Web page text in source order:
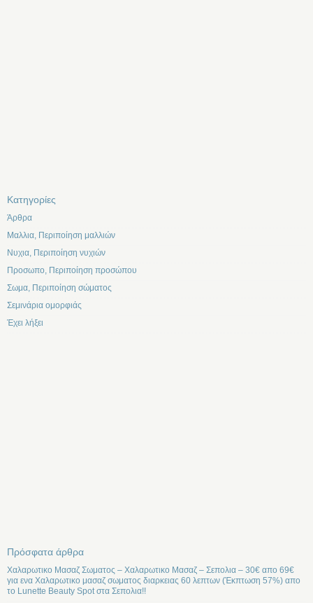
Kατηγορίες
Άρθρα
Μαλλια, Περιποίηση μαλλιών
Νυχια, Περιποίηση νυχιών
Προσωπο, Περιποίηση προσώπου
Σωμα, Περιποίηση σώματος
Σεμινάρια ομορφιάς
Έχει λήξει
Πρόσφατα άρθρα
Χαλαρωτικο Μασαζ Σωματος – Χαλαρωτικο Μασαζ – Σεπολια – 30€ απο 69€
για ενα Χαλαρωτικο μασαζ σωματος διαρκειας 60 λεπτων (Έκπτωση 57%) απο
το Lunette Beauty Spot στα Σεπολια!!